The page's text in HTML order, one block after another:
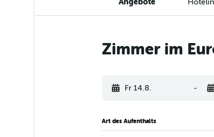
Zimmer im
Fr 14.8. -
Art des Aufenthalts